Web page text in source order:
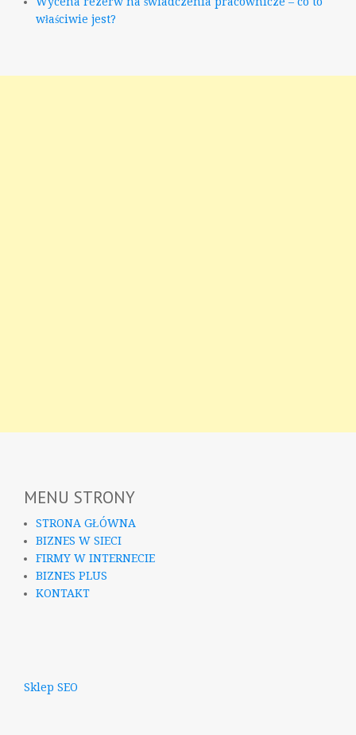
właściwie jest?
MENU STRONY
STRONA GŁÓWNA
BIZNES W SIECI
FIRMY W INTERNECIE
BIZNES PLUS
KONTAKT
Sklep SEO